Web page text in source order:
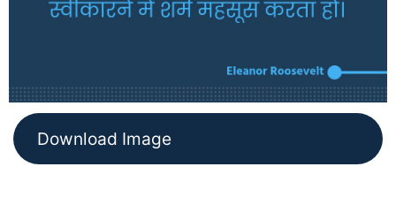
Download Image